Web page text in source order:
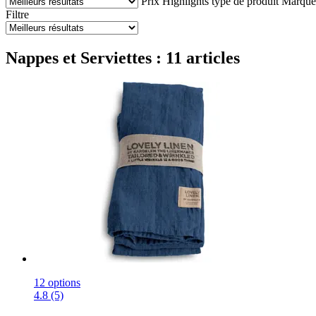
Filtre
Nappes et Serviettes : 11 articles
12 options
4.8 (5)